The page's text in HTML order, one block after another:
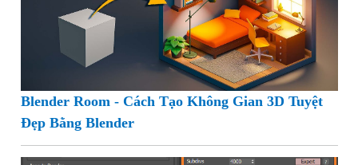
Blender Room - Cách Tạo Không Gian 3D Tuyệt
Đẹp Bằng Blender